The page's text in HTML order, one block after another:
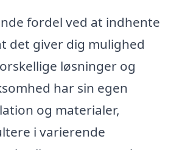
fordel ved at indhente
det giver dig mulighed
løsninger og
har sin egen
og materialer,
i varierende